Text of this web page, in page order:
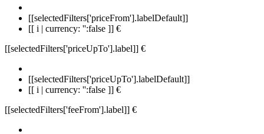
[[selectedFilters['priceFrom'].labelDefault]]
[[ i | currency: '':false ]] €
[[selectedFilters['priceUpTo'].label]] €
[[selectedFilters['priceUpTo'].labelDefault]]
[[ i | currency: '':false ]] €
[[selectedFilters['feeFrom'].label]] €